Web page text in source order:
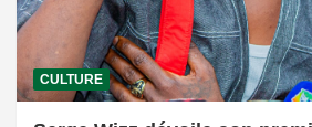
CULTURE